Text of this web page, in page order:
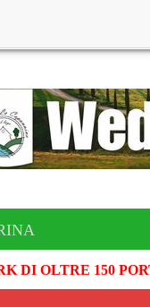
DI OLTRE 150